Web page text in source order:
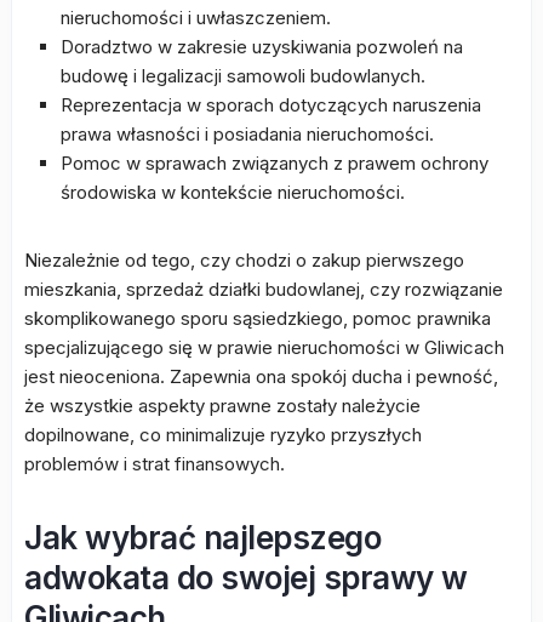
nieruchomości i uwłaszczeniem.
Doradztwo w zakresie uzyskiwania pozwoleń na
budowę i legalizacji samowoli budowlanych.
Reprezentacja w sporach dotyczących naruszenia
prawa własności i posiadania nieruchomości.
Pomoc w sprawach związanych z prawem ochrony
środowiska w kontekście nieruchomości.
Niezależnie od tego, czy chodzi o zakup pierwszego
mieszkania, sprzedaż działki budowlanej, czy rozwiązanie
skomplikowanego sporu sąsiedzkiego, pomoc prawnika
specjalizującego się w prawie nieruchomości w Gliwicach
jest nieoceniona. Zapewnia ona spokój ducha i pewność,
że wszystkie aspekty prawne zostały należycie
dopilnowane, co minimalizuje ryzyko przyszłych
problemów i strat finansowych.
Jak wybrać najlepszego
adwokata do swojej sprawy w